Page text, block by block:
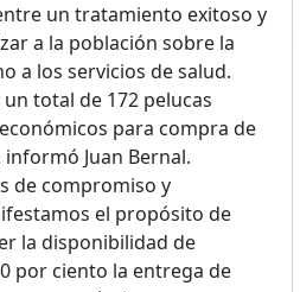
un tratamiento exitoso y
a la población sobre la
a los servicios de salud.
total de 172 pelucas
para compra de
Juan Bernal.
de compromiso y
el propósito de
la disponibilidad de
por ciento la entrega de